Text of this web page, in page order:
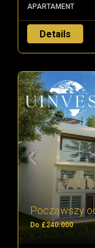
APARTAMENT
Details
Począwszy
Do £240.000